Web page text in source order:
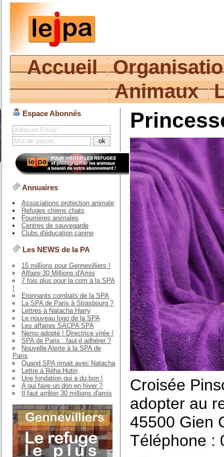
Accueil
Animaux
Espace Abonnés
Annuaires
Associations protection animale
Refuges chiens chats
Fourrières animales
Centres de sauvegarde
Clubs d'éducation canine
Les NEWS de la PA
15 millions pour Gennevilliers !
Affaire 30 Millions d'Amis
7 fois plus pour la com à la SPA
!
Etonnants combats de la SPA
La SPA de Paris à Strasbourg ?
Lettres à Natacha Harry
Le nouveau logo de la SPA
Les affaires SACPA SPA
Nemo adopté ! Directrice virée !
SPA de Paris : faut-il adhérer ?
Nouvelle Alerte à la SPA de
Paris
Quand SPA rimait avec Natacha
Lettre à Réha Hutin
Une fondation qui a du bon !
A qui faire un don en hiver ?
Il faut arrêter 30 millions d'amis
Croisée
adopter au
45500 Gien
Téléphone :